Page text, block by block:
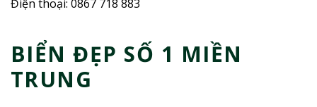
Điện thoại: 0867 718 883
BIỂN ĐẸP SỐ 1 MIỀN
TRUNG